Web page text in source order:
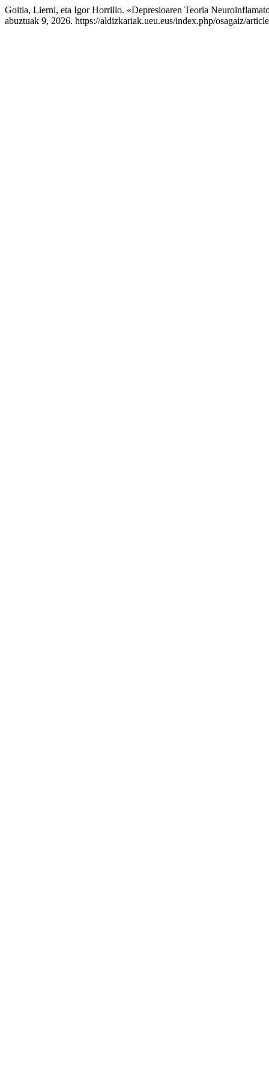
Goitia, Lierni, eta Igor Horrillo. «Depresioaren Teoria
abuztuak 9, 2026. https://aldizkariak.ueu.eus/index.php/osagaiz/